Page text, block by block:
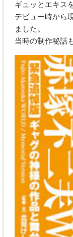
ギュッとエキス
デビュー時から
ました。
当時の制作秘話